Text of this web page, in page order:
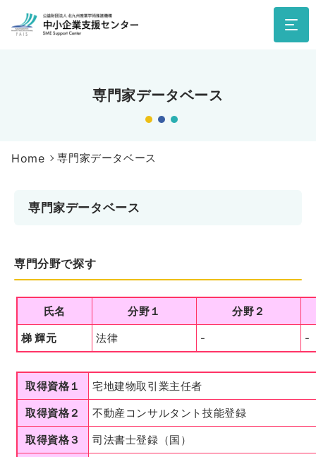
専門家データベース
Home 専門家データベース
専門家データベース
専門分野で探す
氏名 分野１
分野２
梯 輝元
法律 - -
取得資格１
宅地建物取引業主任者
取得資格２
不動産コンサルタント技能登録
取得資格３
司法書士登録（国）